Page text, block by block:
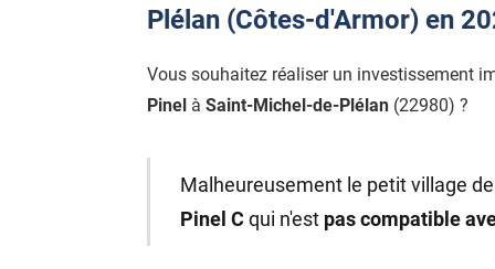
Plélan (Côtes-d'Armor) en
Vous souhaitez réaliser un investissement
Pinel à Saint-Michel-de-Plélan (22980) ?
Malheureusement le petit village
Pinel C qui n'est pas compatible